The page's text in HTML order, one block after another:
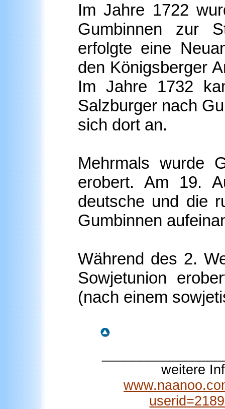
Im Jahre 1722
Gumbinnen zur
erfolgte eine
den Königsberger
Im Jahre 1732
Salzburger nach
sich dort an.
Mehrmals wurde
erobert. Am 19.
deutsche und die
Gumbinnen
Während des 2.
Sowjetunion
(nach einem
weitere